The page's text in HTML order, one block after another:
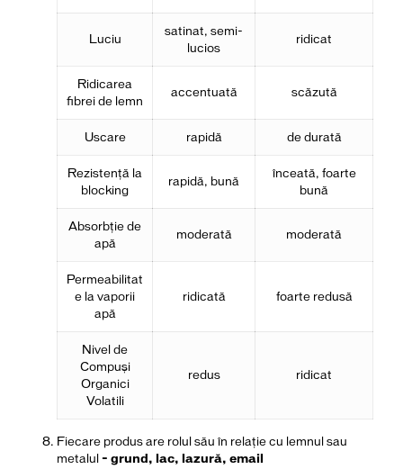
Luciu
satinat, semi-
lucios
ridicat
Ridicarea
fibrei de lemn
accentuată scăzută
Uscare rapidă de durată
Rezistenţă la
blocking
rapidă, bună
înceată, foarte
bună
Absorbţie de
apă
moderată moderată
Permeabilitat
e la vaporii
apă
ridicată foarte redusă
Nivel de
Compuşi
Organici
Volatili
redus ridicat
Fiecare produs are rolul său în relație cu lemnul sau
metalul - grund, lac, lazură, email